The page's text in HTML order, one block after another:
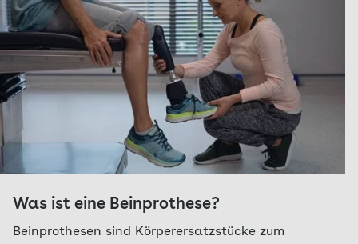
Was ist eine Beinprothese?
Beinprothesen sind Körperersatzstücke zum